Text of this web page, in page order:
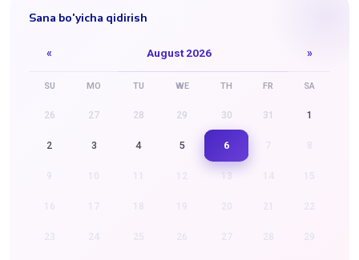
Sana bo'yicha qidirish
« August 2026 »
SU MO TU WE TH FR SA
26 27 28 29 30 31 1
2 3 4 5 6
13 15
21 22
27 28 29